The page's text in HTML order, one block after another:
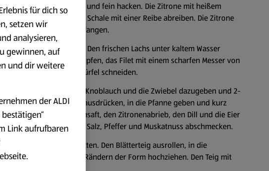
den Knoblauch schälen und fein hacken. Die Zitrone mit heißem
abtrocknen und die Schale mit einer Reibe abreiben. Die Zitrone
und den Saft auffangen.
in Streifen schneiden. Den frischen Lachs unter kaltem Wasser
einem Küchentuch abtupfen, das Filet mit einem scharfen Messer von
und in mundgerechte Würfel schneiden.
Pfanne erhitzen, den Knoblauch und die Zwiebel dazugeben und 2-
Den Spinat gut ausdrücken, in die Pfanne geben und kurz
Schmand, den Zitronensaft, den Zitronenabrieb, den Dill und die Eier
und unterrühren. Mit Salz, Pfeffer und Muskatnuss abschmecken.
mit etwas Butter ausfetten. Den Blätterteig ausrollen, in die
und den Teig an den Rändern der Form hochziehen. Den Teig mit
für dich so
setzen wir
analysieren,
gewinnen, auf
und dir weitere
der ALDI
Link aufrufbaren